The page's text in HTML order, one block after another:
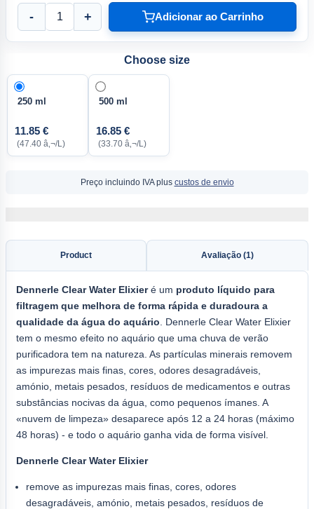
- + Adicionar ao Carrinho
Choose size
250 ml
11.85 €
(47.40 â‚¬/L)
500 ml
16.85 €
(33.70 â‚¬/L)
Preço incluindo IVA plus custos de envio
Product Avaliação (1)
Dennerle Clear Water Elixieré um produto líquido para
filtragem que melhora de forma rápida e duradoura a
qualidade da água do aquário . Dennerle Clear Water Elixier
tem o mesmo efeito no aquário que uma chuva de verão
purificadora tem na natureza. As partículas minerais removem
as impurezas mais finas, cores, odores desagradáveis,
amónio, metais pesados, resíduos de medicamentos e outras
substâncias nocivas da água, como pequenos ímanes. A
«nuvem de limpeza» desaparece após 12 a 24 horas (máximo
48 horas) - e todo o aquário ganha vida de forma visível.
Dennerle Clear Water Elixier
remove as impurezas mais finas, cores, odores
desagradáveis, amónio, metais pesados, resíduos de